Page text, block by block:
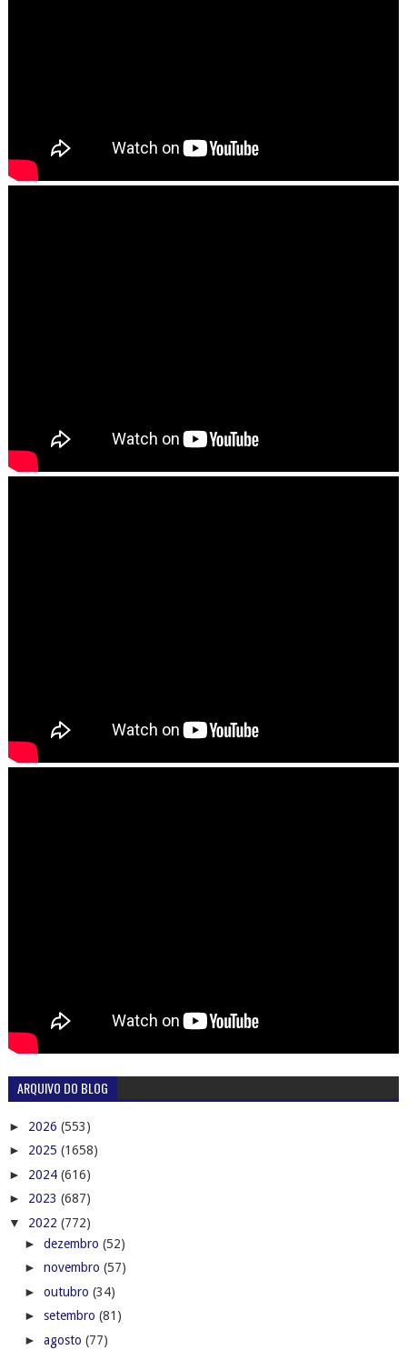
ARQUIVO DO BLOG
► 2026 (553)
► 2025 (1658)
► 2024 (616)
► 2023 (687)
▼ 2022 (772)
► dezembro (52)
► novembro (57)
► outubro (34)
► setembro (81)
► agosto (77)